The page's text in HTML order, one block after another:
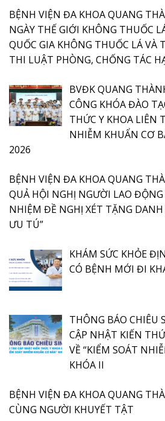
BỆNH VIỆN ĐA KHOA QUANG
NGÀY THẾ GIỚI KHÔNG THUỐC
QUỐC GIA KHÔNG THUỐC LÁ VÀ
THI LUẬT PHÒNG, CHỐNG TÁC
BVĐK QUANG
CÔNG KHÓA ĐÀO
THỨC Y KHOA LIÊN
NHIỄM KHUẨN CƠ
2026
BỆNH VIỆN ĐA KHOA QUANG
QUẢ HỘI NGHỊ NGƯỜI LAO ĐỘNG
NHIỆM ĐỀ NGHỊ XÉT TẶNG
ƯU TÚ”
KHÁM SỨC KHỎE
CÓ BỆNH MỚI ĐI
THÔNG BÁO CHIÊU
CẬP NHẬT KIẾN
VỀ “KIỂM SOÁT
KHÓA II
BỆNH VIỆN ĐA KHOA QUANG
CÙNG NGƯỜI KHUYẾT TẬT